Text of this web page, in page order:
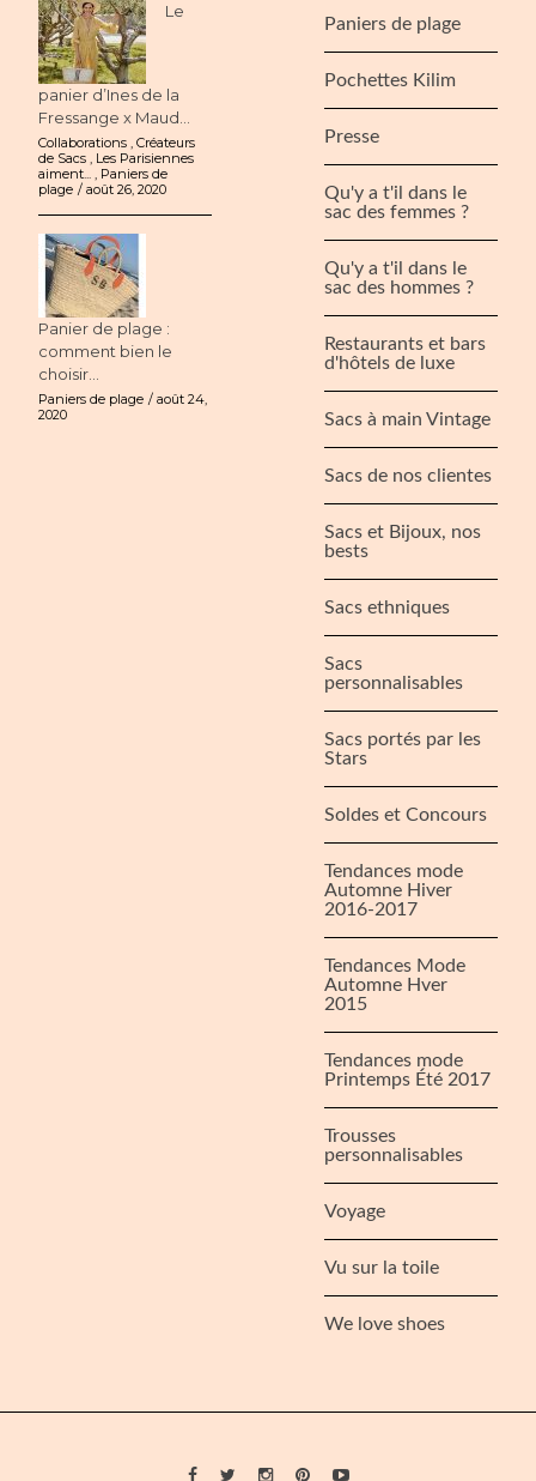
Le
panier d’Ines de la
Fressange x Maud...
Collaborations ,Créateurs
de Sacs , Les Parisiennes
aiment... , Paniers de
plage
août 26, 2020
Panier de plage :
comment bien le
choisir...
Paniers de plage
août 24,
2020
Paniers de plage
Pochettes Kilim
Presse
Qu'y a t'il dans le
sac des femmes ?
Qu'y a t'il dans le
sac des hommes ?
Restaurants et bars
d'hôtels de luxe
Sacs à main Vintage
Sacs de nos clientes
Sacs et Bijoux, nos
bests
Sacs ethniques
Sacs
personnalisables
Sacs portés par les
Stars
Soldes et Concours
Tendances mode
Automne Hiver
2016-2017
Tendances Mode
Automne Hver
2015
Tendances mode
Printemps Été 2017
Trousses
personnalisables
Voyage
Vu sur la toile
We love shoes